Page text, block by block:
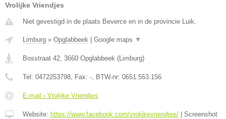
Vrolijke Vriendjes
Niet gevestigd in de plaats Beverce en in de provincie Luik.
Limburg » Opglabbeek Google maps ▼
Bosstraat 42 3660 Opglabbeek ( Limburg)
Tel: 0472253798 , Fax: - , BTW-nr: 0651.553.156
E-mail › Vrolijke Vriendjes
Website: https://www.facebook.com/vrolijkevriendjes/
Screenshot